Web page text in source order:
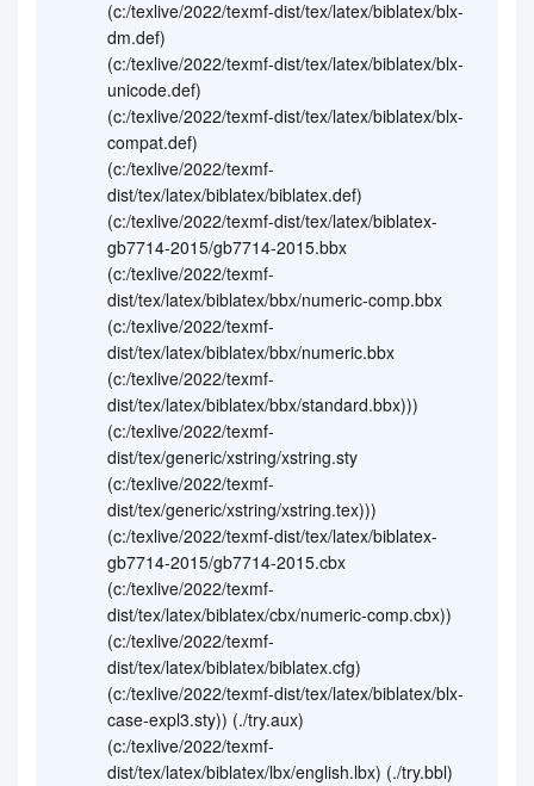
(c:/texlive/2022/texmf-dist/tex/latex/biblatex/blx-
dm.def)
(c:/texlive/2022/texmf-dist/tex/latex/biblatex/blx-
unicode.def)
(c:/texlive/2022/texmf-dist/tex/latex/biblatex/blx-
compat.def)
(c:/texlive/2022/texmf-
dist/tex/latex/biblatex/biblatex.def)
(c:/texlive/2022/texmf-dist/tex/latex/biblatex-
gb7714-2015/gb7714-2015.bbx
(c:/texlive/2022/texmf-
dist/tex/latex/biblatex/bbx/numeric-comp.bbx
(c:/texlive/2022/texmf-
dist/tex/latex/biblatex/bbx/numeric.bbx
(c:/texlive/2022/texmf-
dist/tex/latex/biblatex/bbx/standard.bbx)))
(c:/texlive/2022/texmf-
dist/tex/generic/xstring/xstring.sty
(c:/texlive/2022/texmf-
dist/tex/generic/xstring/xstring.tex)))
(c:/texlive/2022/texmf-dist/tex/latex/biblatex-
gb7714-2015/gb7714-2015.cbx
(c:/texlive/2022/texmf-
dist/tex/latex/biblatex/cbx/numeric-comp.cbx))
(c:/texlive/2022/texmf-
dist/tex/latex/biblatex/biblatex.cfg)
(c:/texlive/2022/texmf-dist/tex/latex/biblatex/blx-
case-expl3.sty)) (./try.aux)
(c:/texlive/2022/texmf-
dist/tex/latex/biblatex/lbx/english.lbx) (./try.bbl)